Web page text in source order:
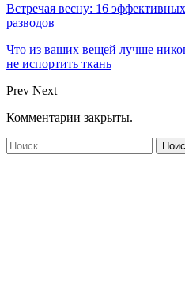
Встречая весну: 16
разводов
Что из ваших вещей лучше
не испортить ткань
Prev Next
Комментарии закрыты.